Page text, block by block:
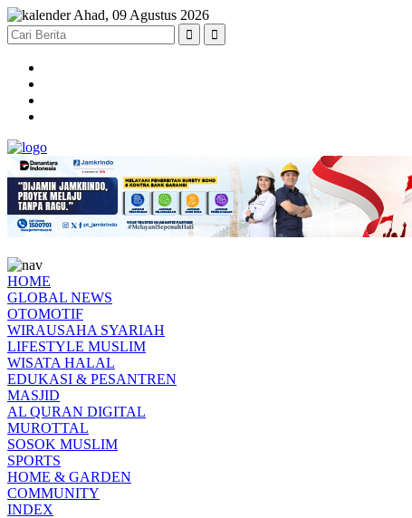
Ahad, 09 Agustus 2026
HOME
GLOBAL NEWS
OTOMOTIF
WIRAUSAHA SYARIAH
LIFESTYLE MUSLIM
WISATA HALAL
EDUKASI & PESANTREN
MASJID
AL QURAN DIGITAL
MUROTTAL
SOSOK MUSLIM
SPORTS
HOME & GARDEN
COMMUNITY
INDEX